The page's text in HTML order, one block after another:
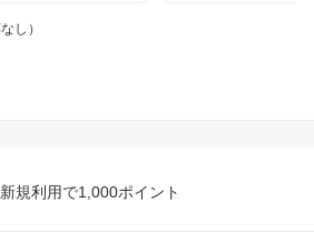
し）
規利用で1,000ポイント